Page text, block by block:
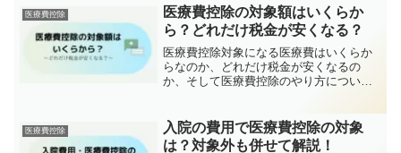
を詳しく解説しています。
医療費控除
医療費控除の対象額はいくらか
ら？どれだけ税金が安くなる？
医療費控除対象になる医療費はいくらか
らなのか、どれだけ税金が安くなるの
か、そして医療費控除のやり方について
ありますので、諦めないでください。
医療費控除
入院の費用で医療費控除の対象
は？対象外も併せて解説！